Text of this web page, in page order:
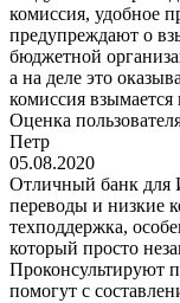
комиссия, удобное
предупреждают о
бюджетной
а на деле это
комиссия
Оценка
Петр
05.08.2020
Отличный банк
переводы и низкие
техподдержка,
который просто
Проконсультируют
помогут с